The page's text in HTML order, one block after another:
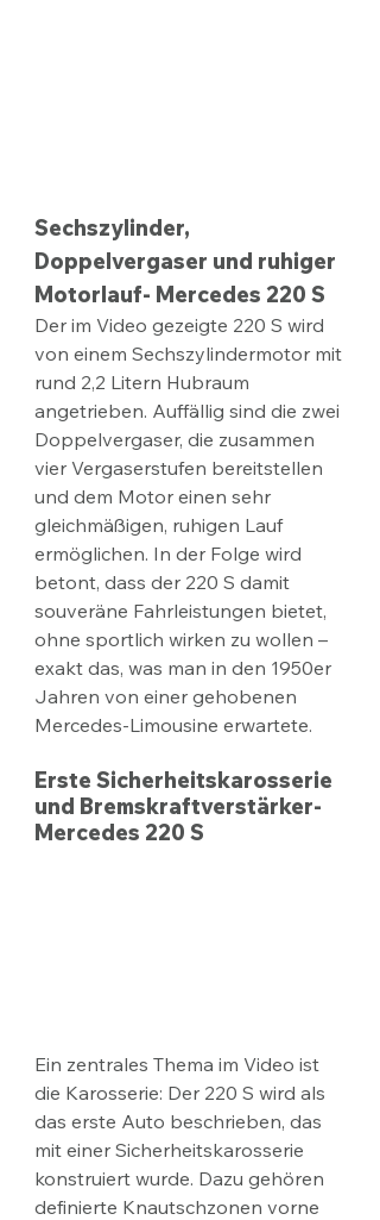
Sechszylinder,
Doppelvergaser und ruhiger
Motorlauf- Mercedes 220 S
Der im Video gezeigte 220 S wird
von einem Sechszylindermotor mit
rund 2,2 Litern Hubraum
angetrieben. Auffällig sind die zwei
Doppelvergaser, die zusammen
vier Vergaserstufen bereitstellen
und dem Motor einen sehr
gleichmäßigen, ruhigen Lauf
ermöglichen. In der Folge wird
betont, dass der 220 S damit
souveräne Fahrleistungen bietet,
ohne sportlich wirken zu wollen –
exakt das, was man in den 1950er
Jahren von einer gehobenen
Mercedes-Limousine erwartete.​
Erste Sicherheitskarosserie
und Bremskraftverstärker-
Mercedes 220 S
Ein zentrales Thema im Video ist
die Karosserie: Der 220 S wird als
das erste Auto beschrieben, das
mit einer Sicherheitskarosserie
konstruiert wurde. Dazu gehören
definierte Knautschzonen vorne